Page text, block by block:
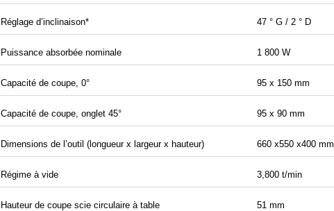
Réglage d’inclinaison* 47 ° G / 2 ° D
Puissance absorbée nominale 1 800 W
Capacité de coupe, 0° 95 x 150 mm
Capacité de coupe, onglet 45° 95 x 90 mm
Dimensions de l’outil (longueur x largeur x hauteur) 660 x550 x400 mm
Régime à vide 3,800 t/min
Hauteur de coupe scie circulaire à table 51 mm